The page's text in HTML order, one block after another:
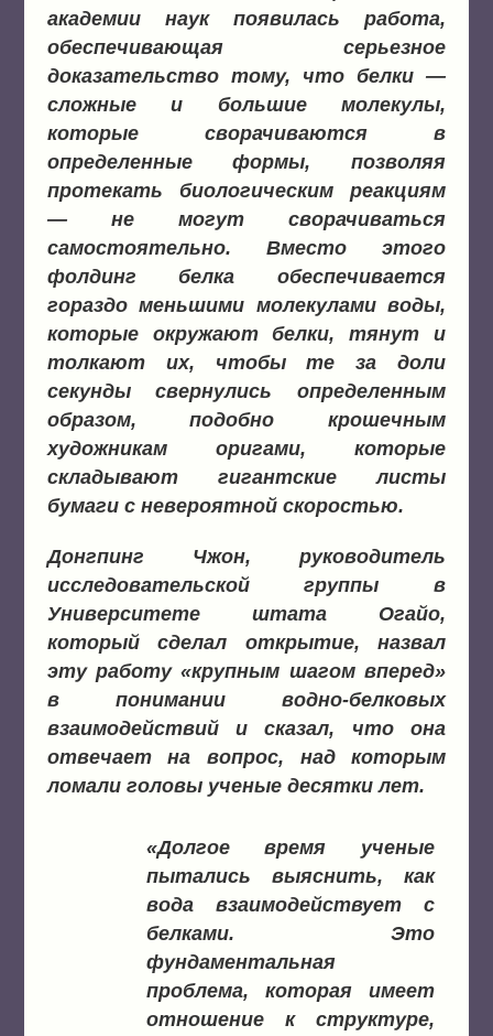
академии наук появилась работа,
обеспечивающая серьезное
доказательство тому, что белки —
сложные и большие молекулы,
которые сворачиваются в
определенные формы, позволяя
протекать биологическим реакциям
— не могут сворачиваться
самостоятельно. Вместо этого
фолдинг белка обеспечивается
гораздо меньшими молекулами воды,
которые окружают белки, тянут и
толкают их, чтобы те за доли
секунды свернулись определенным
образом, подобно крошечным
художникам оригами, которые
складывают гигантские листы
бумаги с невероятной скоростью.
Донгпинг Чжон, руководитель
исследовательской группы в
Университете штата Огайо,
который сделал открытие, назвал
эту работу «крупным шагом вперед»
в понимании водно-белковых
взаимодействий и сказал, что она
отвечает на вопрос, над которым
ломали головы ученые десятки лет.
«Долгое время ученые
пытались выяснить, как
вода взаимодействует с
белками. Это
фундаментальная
проблема, которая имеет
отношение к структуре,